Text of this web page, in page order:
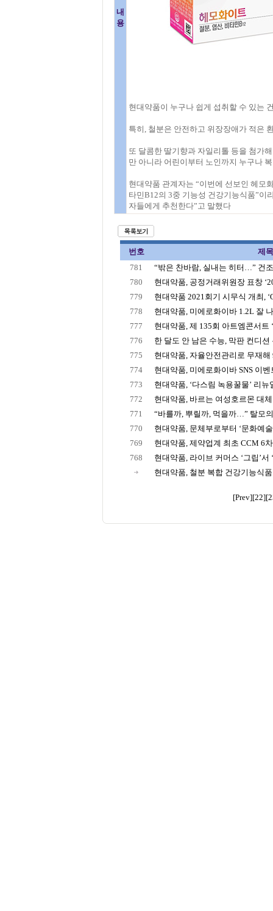
내
용
현대약품이 누구나 쉽게 섭취할 수 있는
특히, 철분은 안전하고 위장장애가 적은
또 달콤한 딸기향과 자일리톨 등을 첨가
만 아니라 어린이부터 노인까지 누구나
현대약품 관계자는 “이번에 선보인 헤모
타민B12의 3중 기능성 건강기능식품”이
자들에게 추천한다”고 말했다
번호
제목
781
“밖은 찬바람, 실내는 히터…” 건
780
현대약품, 공정거래위원장 표창
779
현대약품 2021회기 시무식 개최,
778
현대약품, 미에로화이바 1.2L 잘
777
현대약품, 제 135회 아트엠콘서트
776
한 달도 안 남은 수능, 막판 컨디션
775
현대약품, 자율안전관리로 무재해
774
현대약품, 미에로화이바 SNS 이벤
773
현대약품, ‘다스림 녹용꿀물’ 리뉴
772
현대약품, 바르는 여성호르몬 대
771
“바를까, 뿌릴까, 먹을까…” 탈모
770
현대약품, 문체부로부터 ‘문화예
769
현대약품, 제약업계 최초 CCM 6
768
현대약품, 라이브 커머스 ‘그립’서
현대약품, 철분 복합 건강기능식
[Prev][22]